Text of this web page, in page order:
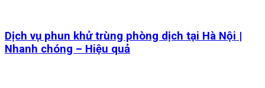
Dịch vụ phun khử trùng phòng dịch tại Hà Nội |
Nhanh chóng – Hiệu quả